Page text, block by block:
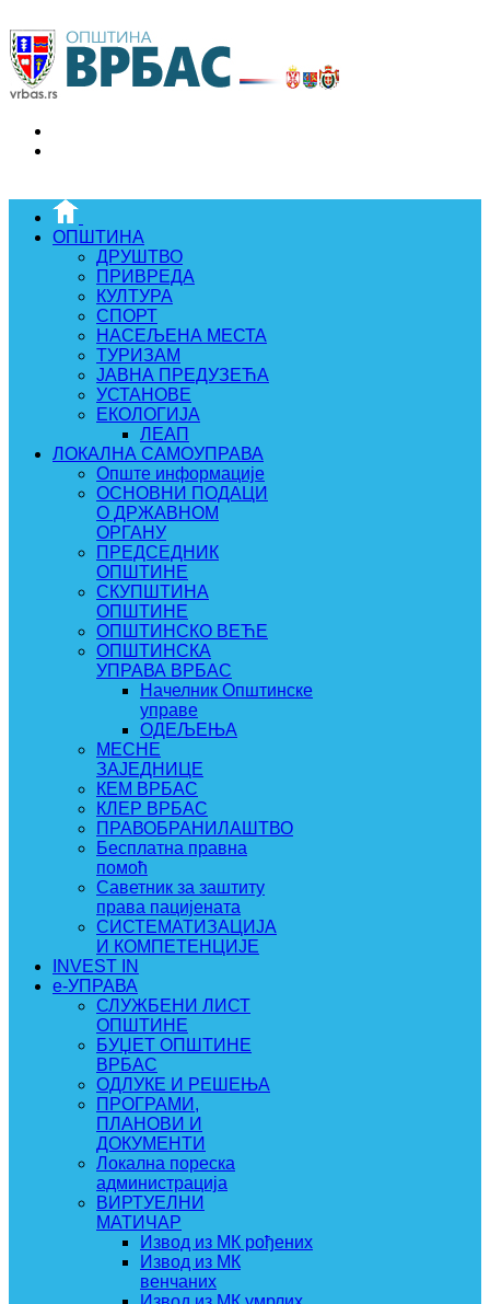
ОПШТИНА
ДРУШТВО
ПРИВРЕДА
КУЛТУРА
СПОРТ
НАСЕЉЕНА МЕСТА
ТУРИЗАМ
ЈАВНА ПРЕДУЗЕЋА
УСТАНОВЕ
ЕКОЛОГИЈА
ЛЕАП
ЛОКАЛНА САМОУПРАВА
Опште информације
ОСНОВНИ ПОДАЦИ
О ДРЖАВНОМ
ОРГАНУ
ПРЕДСЕДНИК
ОПШТИНЕ
СКУПШТИНА
ОПШТИНЕ
ОПШТИНСКО ВЕЋЕ
ОПШТИНСКА
УПРАВА ВРБАС
Начелник Општинске
управе
ОДЕЉЕЊА
МЕСНЕ
ЗАЈЕДНИЦЕ
КЕМ ВРБАС
КЛЕР ВРБАС
ПРАВОБРАНИЛАШТВО
Бесплатна правна
помоћ
Саветник за заштиту
права пацијената
СИСТЕМАТИЗАЦИЈА
И КОМПЕТЕНЦИЈЕ
INVEST IN
e-УПРАВА
СЛУЖБЕНИ ЛИСТ
ОПШТИНЕ
БУЏЕТ ОПШТИНЕ
ВРБАС
ОДЛУКЕ И РЕШЕЊА
ПРОГРАМИ,
ПЛАНОВИ И
ДОКУМЕНТИ
Локална пореска
администрација
ВИРТУЕЛНИ
МАТИЧАР
Извод из МК рођених
Извод из МК
венчаних